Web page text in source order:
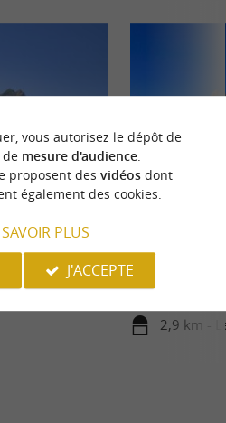
à la frontière
On le surnomme
Le Lac de Lhurs
hauteurs de
Lhurs, entre les ...
2,9 km -
vous autorisez le dépôt de
de mesure d'audience.
proposent des vidéosdont
également des cookies.
PLUS
J'ACCEPTE